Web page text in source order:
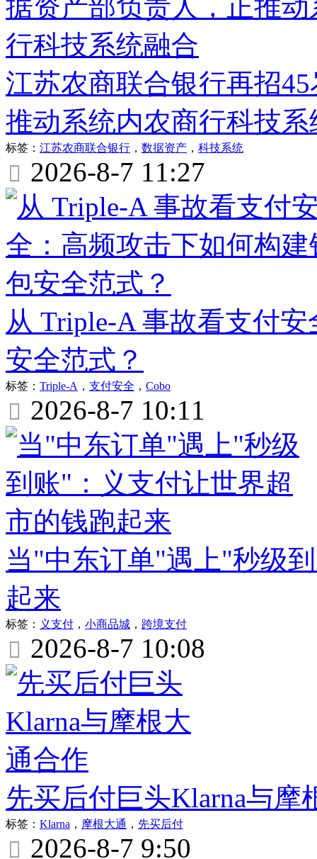
江苏农商联合银行再招
推动系统内农商行科技系
标签： 江苏农商联合银行 ， 数据资产 ， 科技系统
 2026-8-7 11:27
从 Triple-A 事故看支付
安全范式？
标签： Triple-A ， 支付安全 ， Cobo
 2026-8-7 10:11
当"中东订单"遇上"秒级
起来
标签： 义支付 ， 小商品城 ， 跨境支付
 2026-8-7 10:08
先买后付巨头Klarna与摩
标签： Klarna ， 摩根大通 ， 先买后付
 2026-8-7 9:50